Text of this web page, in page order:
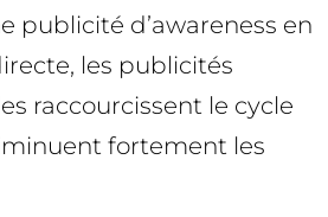
publicité d’awareness en
les publicités
raccourcissent le cycle
fortement les